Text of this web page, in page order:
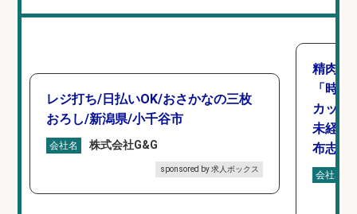
レジ打ち/日払いOK/おさかなの三枚
おろし/新潟県/小千谷市
会社名 株式会社G&G
sponsored by 求人ボックス
精肉・
「時
カット
未経験
布志市
会社名